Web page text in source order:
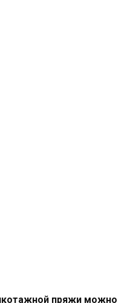
пряжи можно